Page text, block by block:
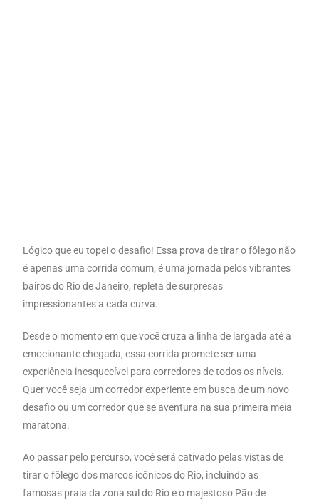
Lógico que eu topei o desafio! Essa prova de tirar o fôlego não
é apenas uma corrida comum; é uma jornada pelos vibrantes
bairos do Rio de Janeiro, repleta de surpresas
impressionantes a cada curva.
Desde o momento em que você cruza a linha de largada até a
emocionante chegada, essa corrida promete ser uma
experiência inesquecível para corredores de todos os níveis.
Quer você seja um corredor experiente em busca de um novo
desafio ou um corredor que se aventura na sua primeira meia
maratona.
Ao passar pelo percurso, você será cativado pelas vistas de
tirar o fôlego dos marcos icônicos do Rio, incluindo as
famosas praia da zona sul do Rio e o majestoso Pão de